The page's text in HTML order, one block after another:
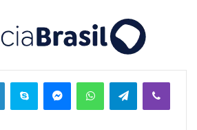
Telegram